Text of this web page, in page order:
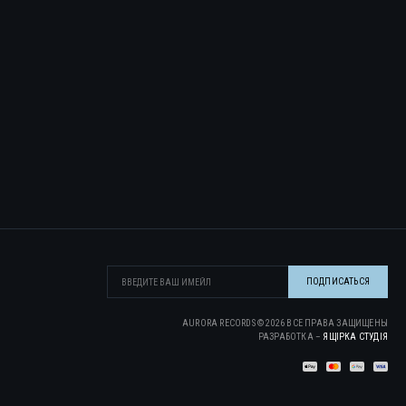
AURORA RECORDS ©2026 ВСЕ ПРАВА ЗАЩИЩЕНЫ
РАЗРАБОТКА – ЯЩІРКА CТУДІЯ